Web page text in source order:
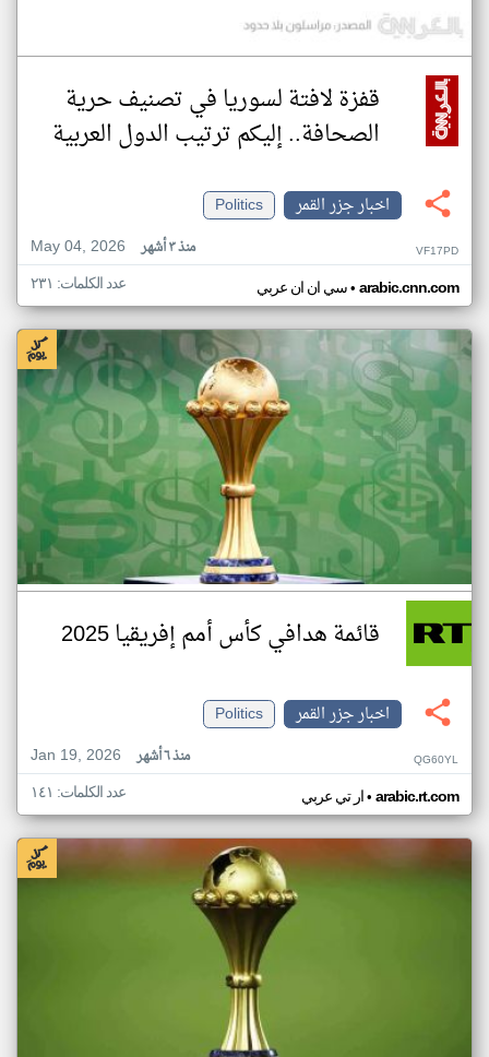
قفزة لافتة لسوريا في تصنيف حرية
الصحافة.. إليكم ترتيب الدول العربية
اخبار جزر القمر
Politics
May 04, 2026
منذ ٣ أشهر VF17PD
سي ان ان عربي• arabic.cnn.com عدد الكلمات: ٢٣١
قائمة هدافي كأس أمم إفريقيا 2025
اخبار جزر القمر
Politics
Jan 19, 2026
منذ ٦ أشهر QG60YL
ار تي عربي• arabic.rt.com عدد الكلمات: ١٤١